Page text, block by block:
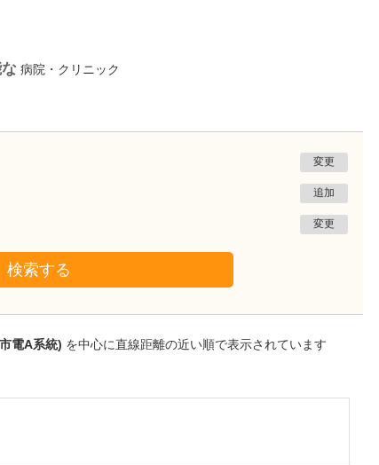
病院・クリニック
変更
追加
変更
検索する
電A系統) を中心に直線距離の近い順で表示されています
群馬県邑楽郡大泉町
三浦医院
けますか?